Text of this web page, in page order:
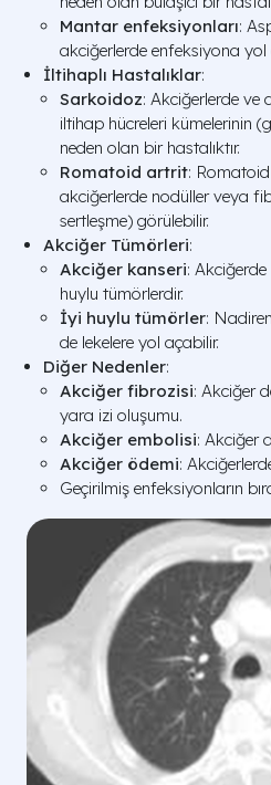
Mantar enfeksiyonları:
akciğerlerde enfeksiyona yol
İltihaplı Hastalıklar:
Sarkoidoz: Akciğerlerde
iltihap hücreleri kümelerinin
neden olan bir hastalıktır.
Romatoid artrit:
akciğerlerde nodüller veya
sertleşme) görülebilir.
Akciğer Tümörleri:
Akciğer kanseri:
huylu tümörlerdir.
İyi huylu tümörler:
de lekelere yol açabilir.
Diğer Nedenler:
Akciğer fibrozisi: Akciğer
yara izi oluşumu.
Akciğer embolisi: Akciğer
Akciğer ödemi:
Geçirilmiş enfeksiyonların